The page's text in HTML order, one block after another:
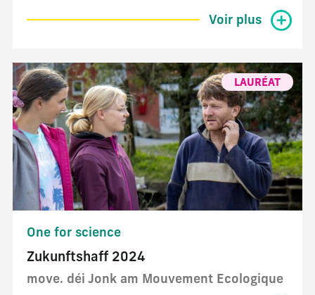
Voir plus
LAURÉAT
One for science
Zukunftshaff 2024
move. déi Jonk am Mouvement Ecologique